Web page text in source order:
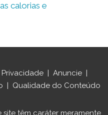
calorias e
Anuncie
Qualidade do Conteúdo